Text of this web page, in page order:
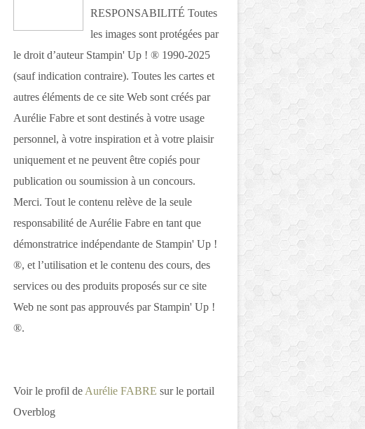
RESPONSABILITÉ Toutes
les images sont protégées par
le droit d’auteur Stampin' Up ! ® 1990-2025
(sauf indication contraire). Toutes les cartes et
autres éléments de ce site Web sont créés par
Aurélie Fabre et sont destinés à votre usage
personnel, à votre inspiration et à votre plaisir
uniquement et ne peuvent être copiés pour
publication ou soumission à un concours.
Merci. Tout le contenu relève de la seule
responsabilité de Aurélie Fabre en tant que
démonstratrice indépendante de Stampin' Up !
®, et l’utilisation et le contenu des cours, des
services ou des produits proposés sur ce site
Web ne sont pas approuvés par Stampin' Up !
®.
Voir le profil de Aurélie FABRE sur le portail
Overblog